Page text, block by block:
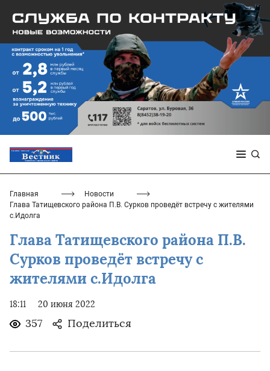
Главная
Новости
Глава Татищевского района П.В. Сурков проведёт встречу с жителями
с.Идолга
Глава Татищевского района П.В.
Сурков проведёт встречу с
жителями с.Идолга
18:11 20 июня 2022
357 Поделиться